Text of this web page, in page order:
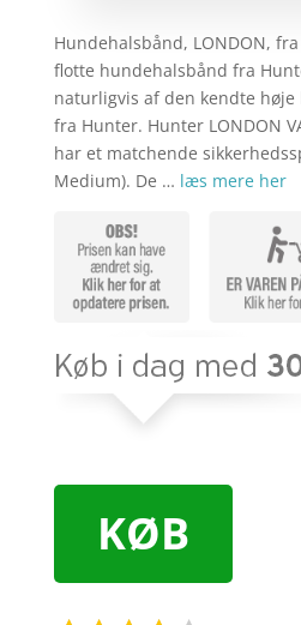
Hundehalsbånd, LONDON,
flotte hundehalsbånd fra
naturligvis af den kendte
fra Hunter. Hunter LONDON
har et matchende
Medium). De … læs mere her
KØB